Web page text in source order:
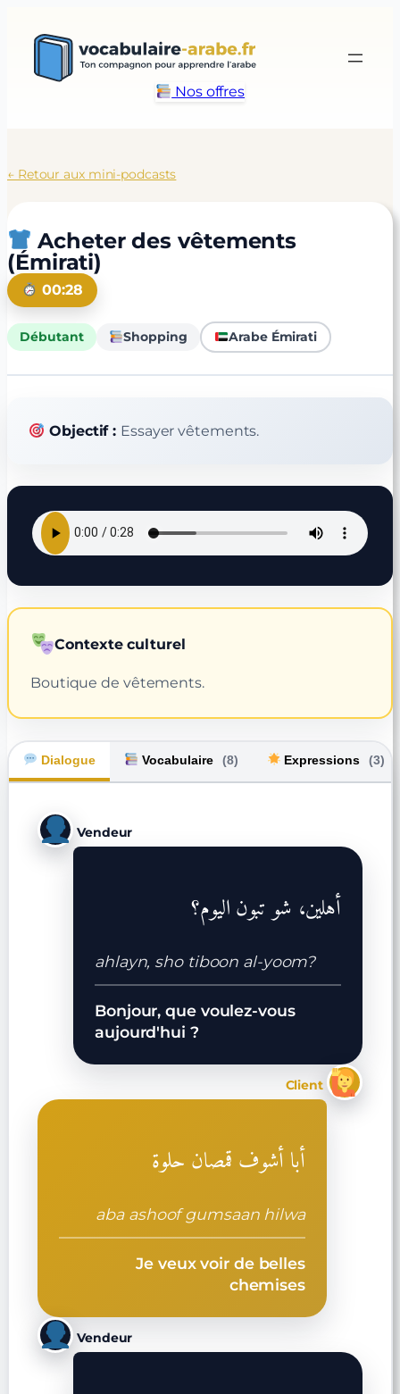
Nos offres
← Retour aux mini-podcasts
Acheter des vêtements
(Émirati)
00:28
Débutant Shopping Arabe Émirati
Objectif : Essayer vêtements.
Contexte culturel
Boutique de vêtements.
Dialogue Vocabulaire (8) Expressions (3)
Vendeur
أهلين، شو تبون اليوم؟
ahlayn, sho tiboon al-yoom?
Bonjour, que voulez-vous
aujourd'hui ?
Client
أبا أشوف قمصان حلوة
aba ashoof gumsaan hilwa
Je veux voir de belles
chemises
Vendeur